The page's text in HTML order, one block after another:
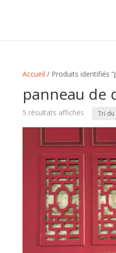
Accueil / Produits identifiés
panneau de
5 résultats affichésTrié
récent
ancien